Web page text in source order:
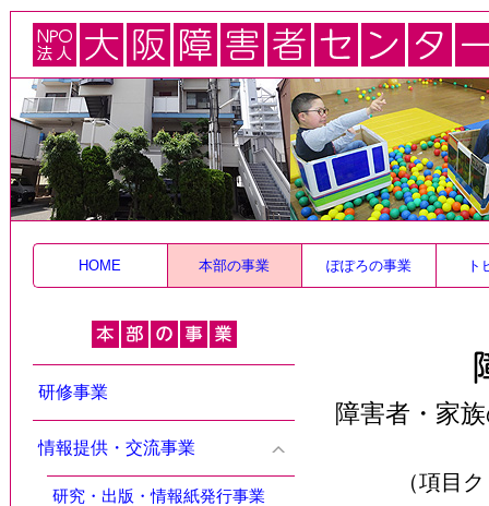
HOME 本部の事業 ぽぽろの事業 ト
研修事業
情報提供・交流事業
研究・出版・情報紙発行事業
障害者・家
（項目